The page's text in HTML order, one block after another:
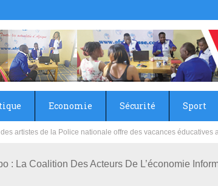
Economie Sécurité Sport
primaire et collège du Camp Général Aboubacar Sangoulé
: La Coalition Des Acteurs De L’économie